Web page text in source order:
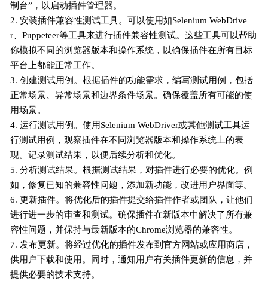
制台”，以启动插件管理器。
2. 安装插件兼容性测试工具。可以使用如Selenium WebDrive
r、Puppeteer等工具来进行插件兼容性测试。这些工具可以帮助
你模拟不同的浏览器版本和操作系统，以确保插件在所有目标
平台上都能正常工作。
3. 创建测试用例。根据插件的功能需求，编写测试用例，包括
正常场景、异常场景和边界条件场景。确保覆盖所有可能的使
用场景。
4. 运行测试用例。使用Selenium WebDriver或其他测试工具运
行测试用例，观察插件在不同浏览器版本和操作系统上的表
现。记录测试结果，以便后续分析和优化。
5. 分析测试结果。根据测试结果，对插件进行必要的优化。例
如，修复已知的兼容性问题，添加新功能，改进用户界面等。
6. 更新插件。将优化后的插件提交给插件作者或团队，让他们
进行进一步的审查和测试。确保插件在新版本中解决了所有兼
容性问题，并保持与最新版本的Chrome浏览器的兼容性。
7. 发布更新。将经过优化的插件发布到官方网站或应用商店，
供用户下载和使用。同时，通知用户有关插件更新的信息，并
提供必要的技术支持。